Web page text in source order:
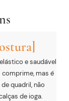
e saudável
comprime, mas é
quadril, não
de ioga.